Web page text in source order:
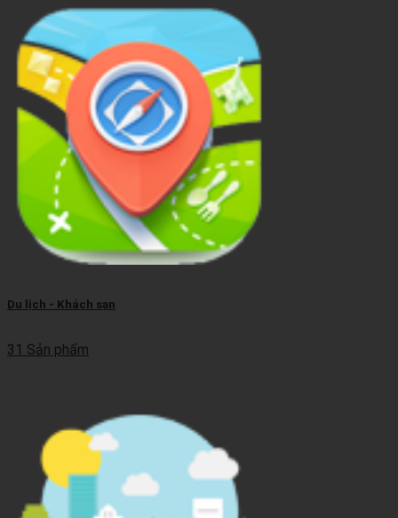
Du lịch - Khách sạn
31 Sản phẩm